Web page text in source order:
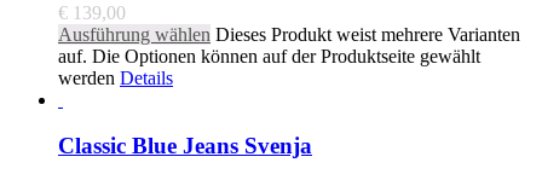
€ 139,00
Ausführung wählen Dieses Produkt weist mehrere Varianten
auf. Die Optionen können auf der Produktseite gewählt
werden Details
Classic Blue Jeans Svenja